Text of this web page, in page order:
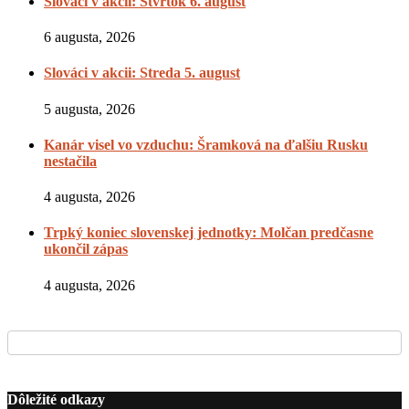
6 augusta, 2026
Slováci v akcii: Streda 5. august
5 augusta, 2026
Kanár visel vo vzduchu: Šramková na ďalšiu Rusku
nestačila
4 augusta, 2026
Trpký koniec slovenskej jednotky: Molčan predčasne
ukončil zápas
4 augusta, 2026
Dôležité odkazy